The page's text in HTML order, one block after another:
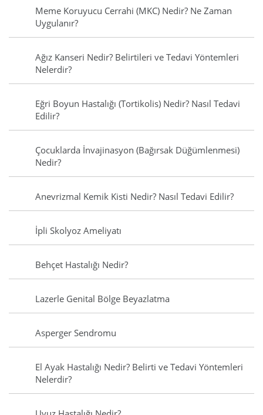
Meme Koruyucu Cerrahi (MKC) Nedir? Ne Zaman
Uygulanır?
Ağız Kanseri Nedir? Belirtileri ve Tedavi Yöntemleri
Nelerdir?
Eğri Boyun Hastalığı (Tortikolis) Nedir? Nasıl Tedavi
Edilir?
Çocuklarda İnvajinasyon (Bağırsak Düğümlenmesi)
Nedir?
Anevrizmal Kemik Kisti Nedir? Nasıl Tedavi Edilir?
İpli Skolyoz Ameliyatı
Behçet Hastalığı Nedir?
Lazerle Genital Bölge Beyazlatma
Asperger Sendromu
El Ayak Hastalığı Nedir? Belirti ve Tedavi Yöntemleri
Nelerdir?